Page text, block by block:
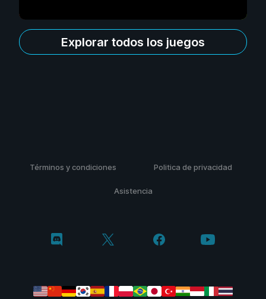
Explorar todos los juegos
Términos y condiciones Politica de privacidad
Asistencia